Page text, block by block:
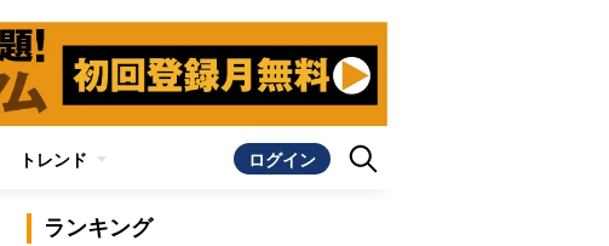
トレンド ログイン
ランキング